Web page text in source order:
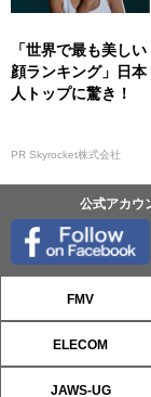
「世界で最も美しい
顔ランキング」日本
人トップに驚き！
PR Skyrocket株式会社
公式アカウ
FMV
ELECOM
JAWS-UG